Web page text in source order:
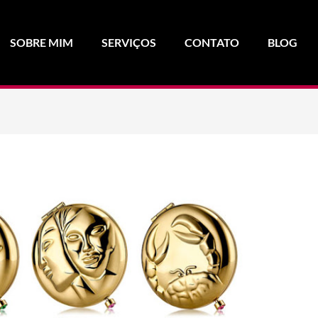
SOBRE MIM SERVIÇOS CONTATO BLOG